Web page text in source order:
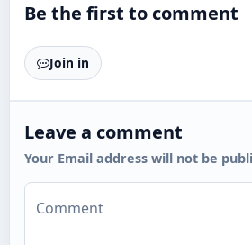
Be the first to comment
Join in
Leave a comment
Your Email address will not be
Comment